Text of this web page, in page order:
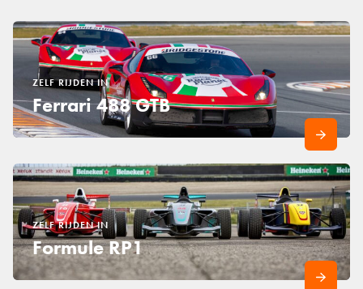
ZELF RIJDEN IN
Ferrari 488 GTB
ZELF RIJDEN IN
Formule RP1